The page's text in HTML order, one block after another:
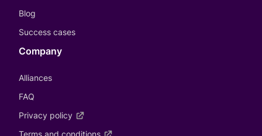
Blog
Success cases
Company
Alliances
FAQ
Privacy policy
Terms and conditions